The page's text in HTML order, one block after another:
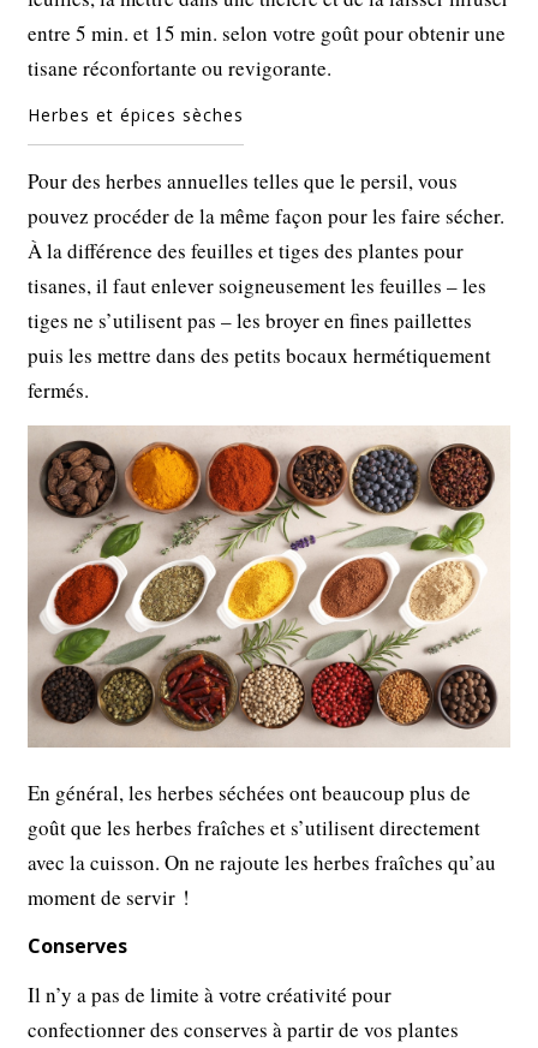
entre 5 min. et 15 min. selon votre goût pour obtenir une
tisane réconfortante ou revigorante.
Herbes et épices sèches
Pour des herbes annuelles telles que le persil, vous
pouvez procéder de la même façon pour les faire sécher.
À la différence des feuilles et tiges des plantes pour
tisanes, il faut enlever soigneusement les feuilles – les
tiges ne s’utilisent pas – les broyer en fines paillettes
puis les mettre dans des petits bocaux hermétiquement
fermés.
En général, les herbes séchées ont beaucoup plus de
goût que les herbes fraîches et s’utilisent directement
avec la cuisson. On ne rajoute les herbes fraîches qu’au
moment de servir !
Conserves
Il n’y a pas de limite à votre créativité pour
confectionner des conserves à partir de vos plantes